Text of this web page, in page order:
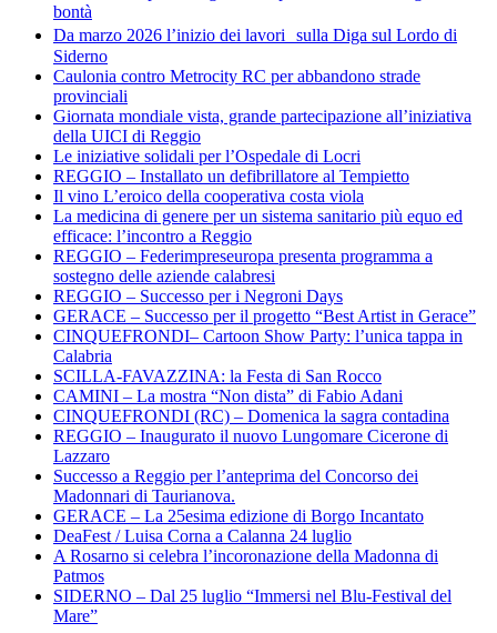
bontà
Da marzo 2026 l’inizio dei lavori sulla Diga sul Lordo di
Siderno
Caulonia contro Metrocity RC per abbandono strade
provinciali
Giornata mondiale vista, grande partecipazione all’iniziativa
della UICI di Reggio
Le iniziative solidali per l’Ospedale di Locri
REGGIO – Installato un defibrillatore al Tempietto
Il vino L’eroico della cooperativa costa viola
La medicina di genere per un sistema sanitario più equo ed
efficace: l’incontro a Reggio
REGGIO – Federimpreseuropa presenta programma a
sostegno delle aziende calabresi
REGGIO – Successo per i Negroni Days
GERACE – Successo per il progetto “Best Artist in Gerace”
CINQUEFRONDI– Cartoon Show Party: l’unica tappa in
Calabria
SCILLA-FAVAZZINA: la Festa di San Rocco
CAMINI – La mostra “Non dista” di Fabio Adani
CINQUEFRONDI (RC) – Domenica la sagra contadina
REGGIO – Inaugurato il nuovo Lungomare Cicerone di
Lazzaro
Successo a Reggio per l’anteprima del Concorso dei
Madonnari di Taurianova.
GERACE – La 25esima edizione di Borgo Incantato
DeaFest / Luisa Corna a Calanna 24 luglio
A Rosarno si celebra l’incoronazione della Madonna di
Patmos
SIDERNO – Dal 25 luglio “Immersi nel Blu-Festival del
Mare”